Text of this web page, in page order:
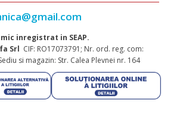
inregistrat in SEAP.
Srl CIF: RO17073791; Nr. ord. reg. com:
si magazin: Str. Calea Plevnei nr. 164